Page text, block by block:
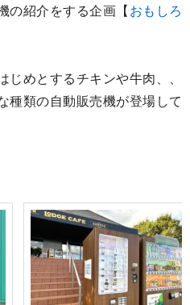
の紹介をする企画【 おもしろ
じめとするチキンや牛肉、、
種類の自動販売機が登場して